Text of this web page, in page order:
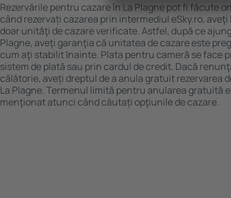
Rezervările pentru cazare în La Plagne pot fi făcute
când rezervați cazarea prin intermediul eSky.ro,
doar unităţi de cazare verificate. Astfel, după ce
Plagne, aveţi garanţia că unitatea de cazare este
cum aţi stabilit ȋnainte. Plata pentru cameră se face
sistem de plată sau prin cardul de credit. Dacă
călătorie, aveți dreptul de a anula gratuit rezervarea
La Plagne. Termenul limită pentru anularea gratuită
menţionat atunci când căutați opţiunile de cazare.